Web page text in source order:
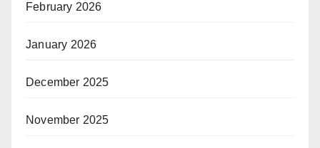
February 2026
January 2026
December 2025
November 2025